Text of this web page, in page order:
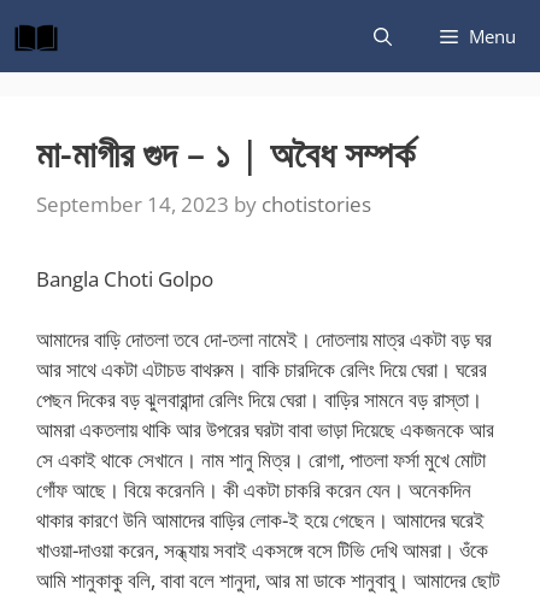
to
content
Menu
মা-মাগীর গুদ – ১ | অবৈধ সম্পর্ক
September 14, 2023 by chotistories
Bangla Choti Golpo
আমাদের বাড়ি দোতলা তবে দো-তলা নামেই। দোতলায় মাত্র একটা বড় ঘর
আর সাথে একটা এটাচড বাথরুম। বাকি চারদিকে রেলিং দিয়ে ঘেরা। ঘরের
পেছন দিকের বড় ঝুলবারান্দা রেলিং দিয়ে ঘেরা। বাড়ির সামনে বড় রাস্তা।
আমরা একতলায় থাকি আর উপরের ঘরটা বাবা ভাড়া দিয়েছে একজনকে আর
সে একাই থাকে সেখানে। নাম শানু মিত্র। রোগা, পাতলা ফর্সা মুখে মোটা
গোঁফ আছে। বিয়ে করেননি। কী একটা চাকরি করেন যেন। অনেকদিন
থাকার কারণে উনি আমাদের বাড়ির লোক-ই হয়ে গেছেন। আমাদের ঘরেই
খাওয়া-দাওয়া করেন, সন্ধ্যায় সবাই একসঙ্গে বসে টিভি দেখি আমরা। ওঁকে
আমি শানুকাকু বলি, বাবা বলে শানুদা, আর মা ডাকে শানুবাবু। আমাদের ছোট